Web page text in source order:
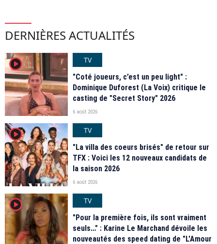
DERNIÈRES ACTUALITÉS
player2
TV
"Coté joueurs, c’est un peu light" :
Dominique Duforest (La Voix) critique le
casting de "Secret Story" 2026
6 août 2026
player2
TV
"La villa des coeurs brisés" de retour sur
TFX : Voici les 12 nouveaux candidats de
la saison 2026
6 août 2026
player2
TV
"Pour la première fois, ils sont vraiment
seuls…" : Karine Le Marchand dévoile les
nouveautés des speed dating de "L'Amour